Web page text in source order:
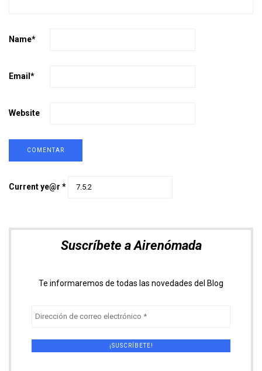
Name*
Email *
Website
Current ye@r *
Suscríbete a Airenómada
Te informaremos de todas las novedades del Blog